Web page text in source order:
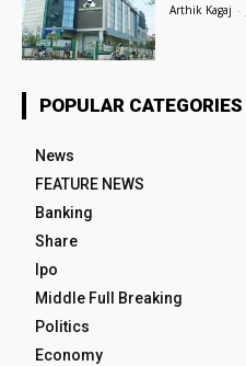
Arthik Kagaj -
POPULAR CATEGORIES
News
FEATURE NEWS
Banking
Share
Ipo
Middle Full Breaking
Politics
Economy